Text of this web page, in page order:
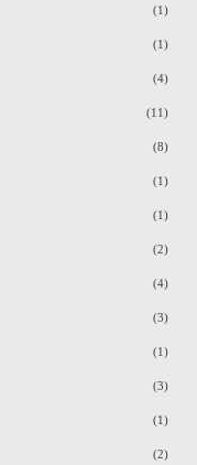
(1)
(1)
(4)
(11)
(8)
(1)
(1)
(2)
(4)
(3)
(1)
(3)
(1)
(2)